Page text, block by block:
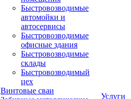
Быстровозводимые
автомойки и
автосервисы
Быстровозводимые
офисные здания
Быстровозводимые
склады
Быстровозводимый
цех
Винтовые сваи
Услуги